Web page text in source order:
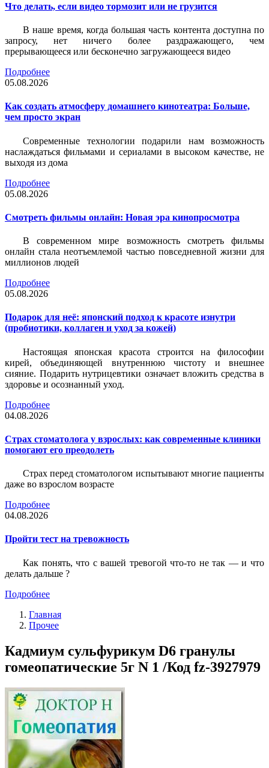
Что делать, если видео тормозит или не грузится
В наше время, когда большая часть контента доступна по
запросу, нет ничего более раздражающего, чем
прерывающееся или бесконечно загружающееся видео
Подробнее
05.08.2026
Как создать атмосферу домашнего кинотеатра: Больше,
чем просто экран
Современные технологии подарили нам возможность
наслаждаться фильмами и сериалами в высоком качестве, не
выходя из дома
Подробнее
05.08.2026
Смотреть фильмы онлайн: Новая эра кинопросмотра
В современном мире возможность смотреть фильмы
онлайн стала неотъемлемой частью повседневной жизни для
миллионов людей
Подробнее
05.08.2026
Подарок для неё: японский подход к красоте изнутри
(пробиотики, коллаген и уход за кожей)
Настоящая японская красота строится на философии
кирей, объединяющей внутреннюю чистоту и внешнее
сияние. Подарить нутрицевтики означает вложить средства в
здоровье и осознанный уход.
Подробнее
04.08.2026
Страх стоматолога у взрослых: как современные клиники
помогают его преодолеть
Страх перед стоматологом испытывают многие пациенты
даже во взрослом возрасте
Подробнее
04.08.2026
Пройти тест на тревожность
Как понять, что с вашей тревогой что-то не так — и что
делать дальше ?
Подробнее
Главная
Прочее
Кадмиум сульфурикум D6 гранулы
гомеопатические 5г N 1 /Код fz-3927979